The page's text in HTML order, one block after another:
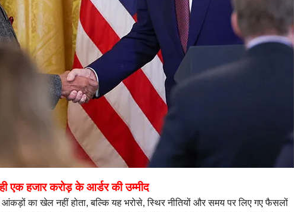
एक हजार करोड़ के आर्डर की उम्मीद
आंकड़ों का खेल नहीं होता, बल्कि यह भरोसे, स्थिर नीतियों और समय पर लिए गए फैसलों